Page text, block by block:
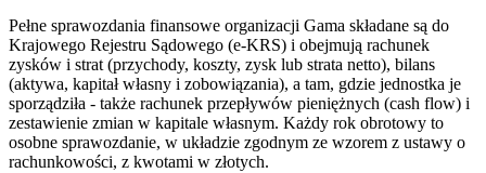
Pełne sprawozdania finansowe organizacji Gama składane są do
Krajowego Rejestru Sądowego (e-KRS) i obejmują rachunek
zysków i strat (przychody, koszty, zysk lub strata netto), bilans
(aktywa, kapitał własny i zobowiązania), a tam, gdzie jednostka je
sporządziła - także rachunek przepływów pieniężnych (cash flow) i
zestawienie zmian w kapitale własnym. Każdy rok obrotowy to
osobne sprawozdanie, w układzie zgodnym ze wzorem z ustawy o
rachunkowości, z kwotami w złotych.